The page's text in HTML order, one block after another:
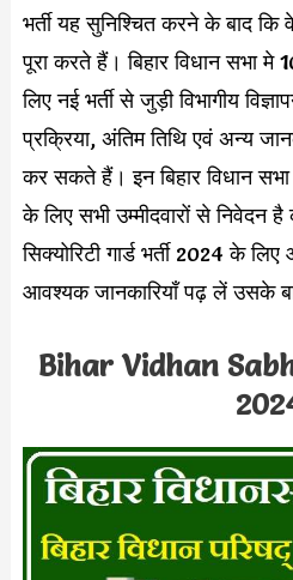
भर्ती यह सुनिश्चित करने के बाद कि
पूरा करते हैं। बिहार विधान सभा मे
लिए नई भर्ती से जुड़ी विभागीय
प्रक्रिया, अंतिम तिथि एवं अन्य
कर सकते हैं। इन बिहार विधान सभा
के लिए सभी उम्मीदवारों से निवेदन है
सिक्योरिटी गार्ड भर्ती 2024 के
आवश्यक जानकारियाँ पढ़ लें उसके
Bihar Vidhan